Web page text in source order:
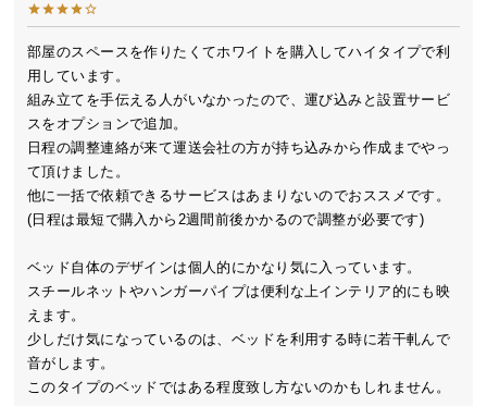
送
に
つ
い
て
中
型
商
の
配
送
に
つ
い
部屋のスペースを作りたくてホワイトを購入してハイタイプで利
用しています。
組み立てを手伝える人がいなかったので、運び込みと設置サービ
スをオプションで追加。
日程の調整連絡が来て運送会社の方が持ち込みから作成までやっ
て頂けました。
他に一括で依頼できるサービスはあまりないのでおススメです。
(日程は最短で購入から2週間前後かかるので調整が必要です)
ベッド自体のデザインは個人的にかなり気に入っています。
スチールネットやハンガーパイプは便利な上インテリア的にも映
えます。
少しだけ気になっているのは、ベッドを利用する時に若干軋んで
音がします。
このタイプのベッドではある程度致し方ないのかもしれません。